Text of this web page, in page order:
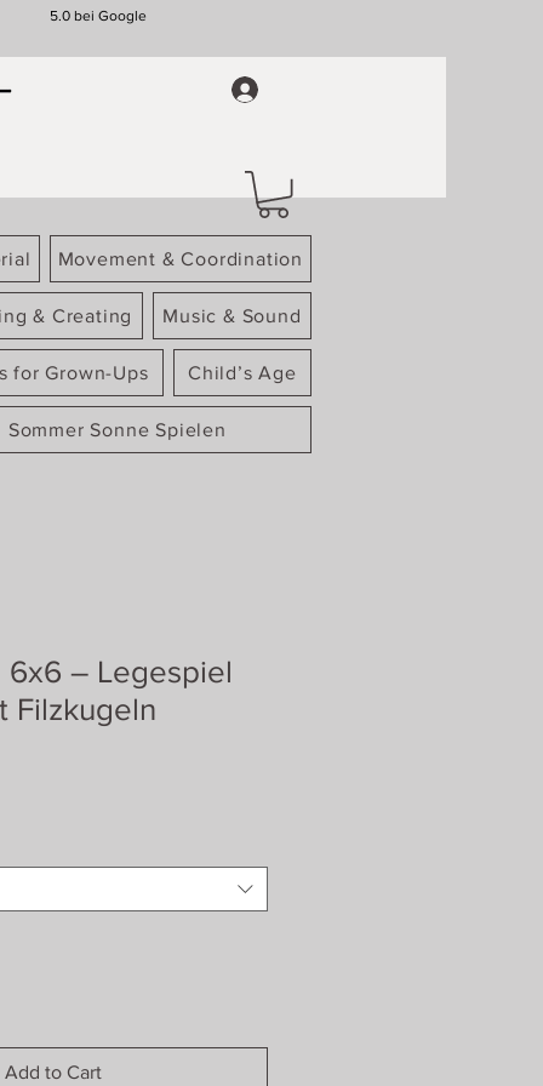
5.0 bei Google
Movement & Coordination
& Creating Music & Sound
for Grown-Ups Child’s Age
Sommer Sonne Spielen
6x6 – Legespiel
Filzkugeln
Add to Cart